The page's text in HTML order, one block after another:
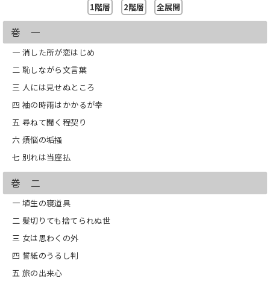
1階層 2階層 全展開
巻 一
一 消した所が恋はじめ
二 恥しながら文言葉
三 人には見せぬところ
四 袖の時雨はかかるが幸
五 尋ねて聞く程契り
六 煩悩の垢掻
七 別れは当座払
巻 二
一 埴生の寝道具
二 髪切りても捨てられぬ世
三 女は思わくの外
四 誓紙のうるし判
五 旅の出来心